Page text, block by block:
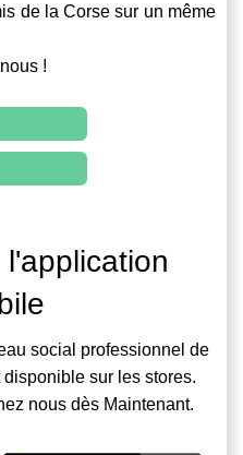
de la Corse sur un même
!
social professionnel de
sur les stores.
nous dès Maintenant.